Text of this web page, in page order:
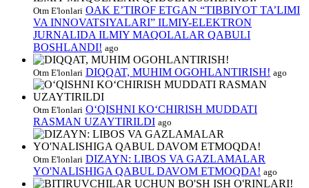
Otm E'lonlari OAK E’TIROF ETGAN “TIBBIYOT TA’LIMI
VA INNOVATSIYALARI” ILMIY-ELEKTRON
JURNALIDA ILMIY MAQOLALAR QABULI
BOSHLANDI! ago
Otm E'lonlari DIQQAT, MUHIM OGOHLANTIRISH! ago
Otm E'lonlari O‘QISHNI KO‘CHIRISH MUDDATI
RASMAN UZAYTIRILDI ago
Otm E'lonlari DIZAYN: LIBOS VA GAZLAMALAR
YO'NALISHIGA QABUL DAVOM ETMOQDA! ago